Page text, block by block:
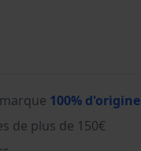
100% d'origine
de plus de 150€